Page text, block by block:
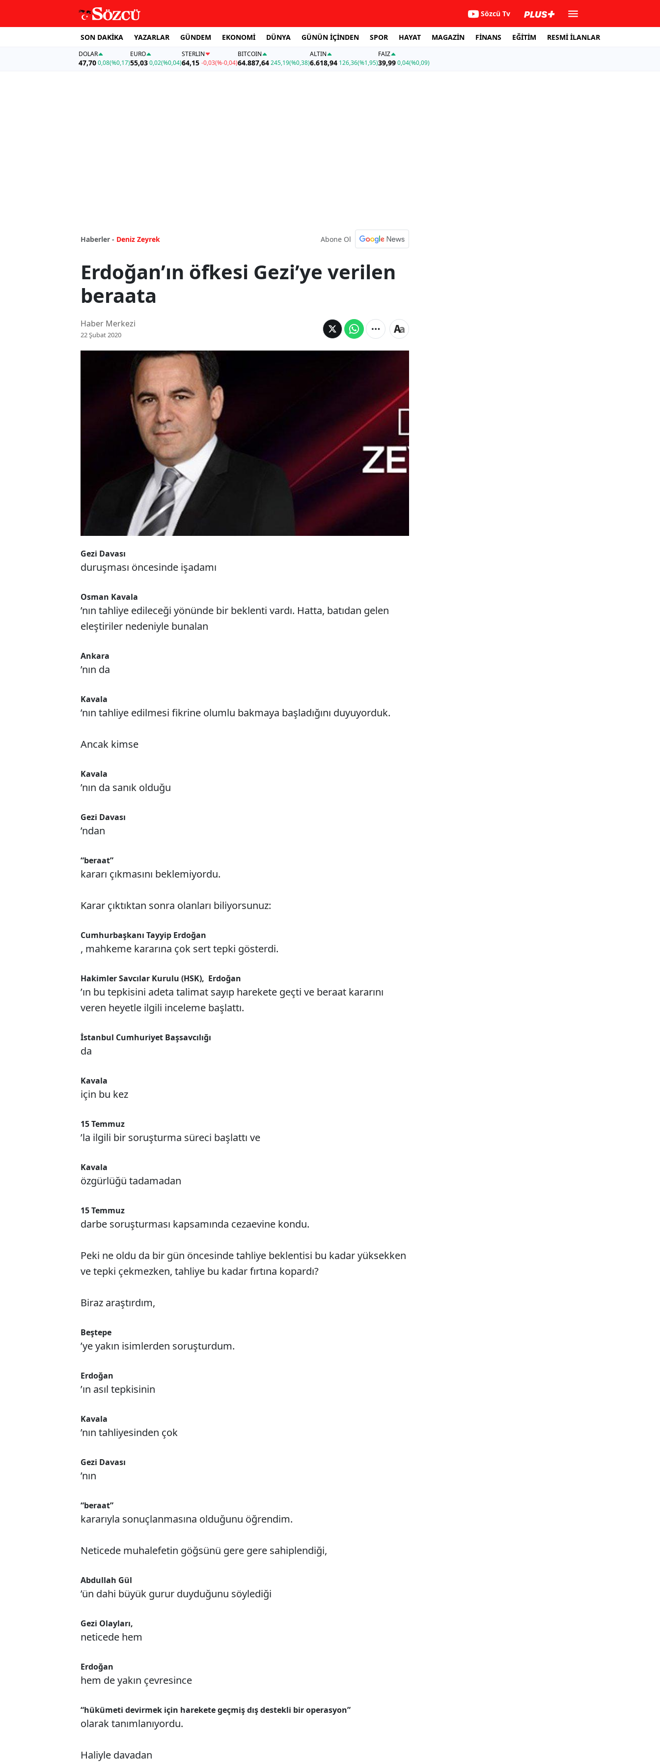
Sözcü Tv
SON DAKİKA YAZARLAR GÜNDEM EKONOMİ DÜNYA GÜNÜN İÇİNDEN SPOR HAYAT MAGAZİN FİNANS EĞİTİM RESMİ İLANLAR
DOLAR
47,700,08(%0,17)
EURO
55,03 0,02(%0,04)
STERLIN
64,15 -0,03(%-0,04)
BITCOIN
64.887,64245,19(%0,38)
ALTIN
6.618,94 126,36(%1,95)
FAİZ
39,990,04(%0,09)
Haberler - Deniz Zeyrek Abone Ol
Erdoğan’ın öfkesi Gezi’ye verilen
beraata
Haber Merkezi
22 Şubat 2020
Erdoğan’ın öfkesi Gezi’ye
verilen beraata
Gezi Davası
duruşması öncesinde işadamı
Osman Kavala
’nın tahliye edileceği yönünde bir beklenti vardı. Hatta, batıdan gelen
eleştiriler nedeniyle bunalan
Ankara
’nın da
Kavala
’nın tahliye edilmesi fikrine olumlu bakmaya başladığını duyuyorduk.
Ancak kimse
Kavala
’nın da sanık olduğu
Gezi Davası
’ndan
“beraat”
kararı çıkmasını beklemiyordu.
Karar çıktıktan sonra olanları biliyorsunuz:
Cumhurbaşkanı Tayyip Erdoğan
, mahkeme kararına çok sert tepki gösterdi.
Hakimler Savcılar Kurulu (HSK), Erdoğan
’ın bu tepkisini adeta talimat sayıp harekete geçti ve beraat kararını
veren heyetle ilgili inceleme başlattı.
İstanbul Cumhuriyet Başsavcılığı
da
Kavala
için bu kez
15 Temmuz
’la ilgili bir soruşturma süreci başlattı ve
Kavala
özgürlüğü tadamadan
15 Temmuz
darbe soruşturması kapsamında cezaevine kondu.
Peki ne oldu da bir gün öncesinde tahliye beklentisi bu kadar yüksekken
ve tepki çekmezken, tahliye bu kadar fırtına kopardı?
Biraz araştırdım,
Beştepe
’ye yakın isimlerden soruşturdum.
Erdoğan
’ın asıl tepkisinin
Kavala
’nın tahliyesinden çok
Gezi Davası
’nın
“beraat”
kararıyla sonuçlanmasına olduğunu öğrendim.
Neticede muhalefetin göğsünü gere gere sahiplendiği,
Abdullah Gül
’ün dahi büyük gurur duyduğunu söylediği
Gezi Olayları,
neticede hem
Erdoğan
hem de yakın çevresince
“hükümeti devirmek için harekete geçmiş dış destekli bir operasyon”
olarak tanımlanıyordu.
Haliyle davadan